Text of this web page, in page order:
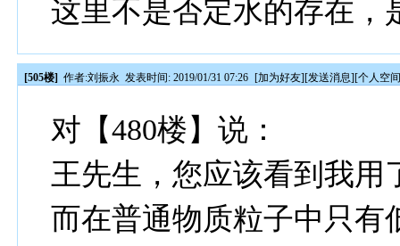
这里不是否定水的存在，
[505楼] 作者:刘振永 发表时间: 2019/01/31 07:26 [加为好友][发送消息][个人空
对【480楼】说：
王先生，您应该看到我
而在普通物质粒子中只有